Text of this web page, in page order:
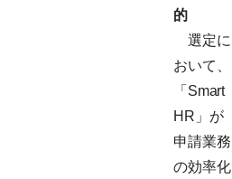
的
選定に
おいて、
「Smart
HR」が
申請業務
の効率化